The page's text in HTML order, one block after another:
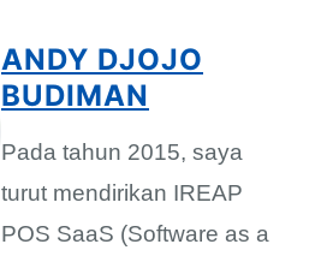
ANDY DJOJO
BUDIMAN
Pada tahun 2015, saya
turut mendirikan IREAP
POS SaaS (Software as a